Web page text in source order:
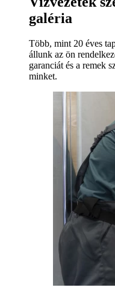
galéria
Több, mint 20 éves
állunk az ön
garanciát és a remek
minket.